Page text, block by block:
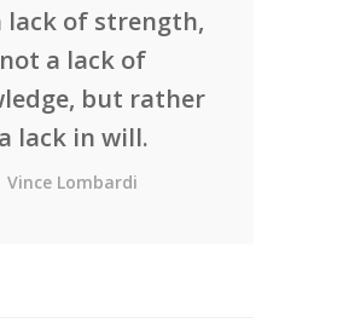
lack of strength,
not a lack of
but rather
a lack in will.
Vince Lombardi